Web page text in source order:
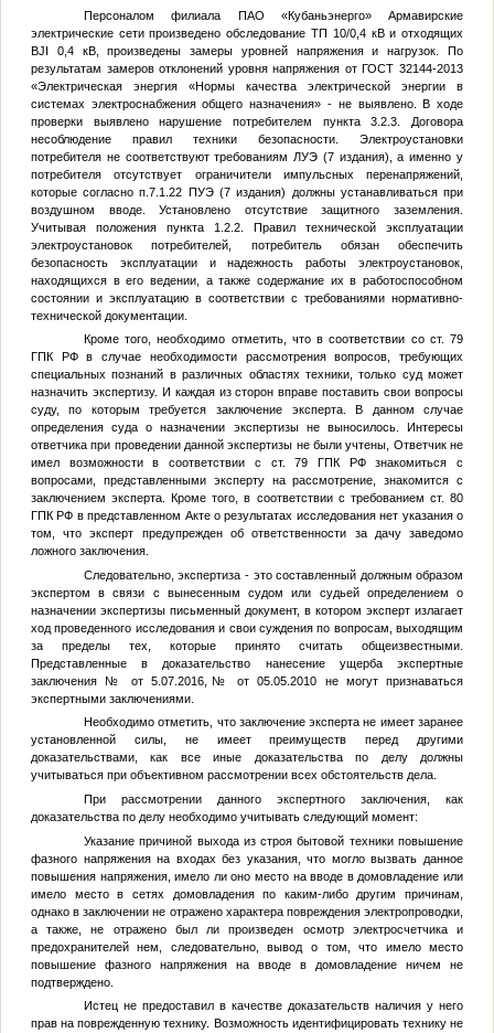
Персоналом филиала ПАО «Кубаньэнерго» Армавирские
электрические сети произведено обследование ТП 10/0,4 кВ и отходящих
BJI 0,4 кВ, произведены замеры уровней напряжения и нагрузок. По
результатам замеров отклонений уровня напряжения от ГОСТ 32144-2013
«Электрическая энергия «Нормы качества электрической энергии в
системах электроснабжения общего назначения» - не выявлено. В ходе
проверки выявлено нарушение потребителем пункта 3.2.3. Договора
несоблюдение правил техники безопасности. Электроустановки
потребителя не соответствуют требованиям ЛУЭ (7 издания), а именно у
потребителя отсутствует ограничители импульсных перенапряжений,
которые согласно п.7.1.22 ПУЭ (7 издания) должны устанавливаться при
воздушном вводе. Установлено отсутствие защитного заземления.
Учитывая положения пункта 1.2.2. Правил технической эксплуатации
электроустановок потребителей, потребитель обязан обеспечить
безопасность эксплуатации и надежность работы электроустановок,
находящихся в его ведении, а также содержание их в работоспособном
состоянии и эксплуатацию в соответствии с требованиями нормативно-
технической документации.
Кроме того, необходимо отметить, что в соответствии со ст. 79
ГПК РФ в случае необходимости рассмотрения вопросов, требующих
специальных познаний в различных областях техники, только суд может
назначить экспертизу. И каждая из сторон вправе поставить свои вопросы
суду, по которым требуется заключение эксперта. В данном случае
определения суда о назначении экспертизы не выносилось. Интересы
ответчика при проведении данной экспертизы не были учтены, Ответчик не
имел возможности в соответствии с ст. 79 ГПК РФ знакомиться с
вопросами, представленными эксперту на рассмотрение, знакомится с
заключением эксперта. Кроме того, в соответствии с требованием ст. 80
ГПК РФ в представленном Акте о результатах исследования нет указания о
том, что эксперт предупрежден об ответственности за дачу заведомо
ложного заключения.
Следовательно, экспертиза - это составленный должным образом
экспертом в связи с вынесенным судом или судьей определением о
назначении экспертизы письменный документ, в котором эксперт излагает
ход проведенного исследования и свои суждения по вопросам, выходящим
за пределы тех, которые принято считать общеизвестными.
Представленные в доказательство нанесение ущерба экспертные
заключения № от 5.07.2016, №
от 05.05.2010 не могут признаваться
экспертными заключениями.
Необходимо отметить, что заключение эксперта не имеет заранее
установленной силы, не имеет преимуществ перед другими
доказательствами, как все иные доказательства по делу должны
учитываться при объективном рассмотрении всех обстоятельств дела.
При рассмотрении данного экспертного заключения, как
доказательства по делу необходимо учитывать следующий момент:
Указание причиной выхода из строя бытовой техники повышение
фазного напряжения на входах без указания, что могло вызвать данное
повышения напряжения, имело ли оно место на вводе в домовладение или
имело место в сетях домовладения по каким-либо другим причинам,
однако в заключении не отражено характера повреждения электропроводки,
а также, не отражено был ли произведен осмотр электросчетчика и
предохранителей нем, следовательно, вывод о том, что имело место
повышение фазного напряжения на вводе в домовладение ничем не
подтверждено.
Истец не предоставил в качестве доказательств наличия у него
прав на поврежденную технику. Возможность идентифицировать технику не